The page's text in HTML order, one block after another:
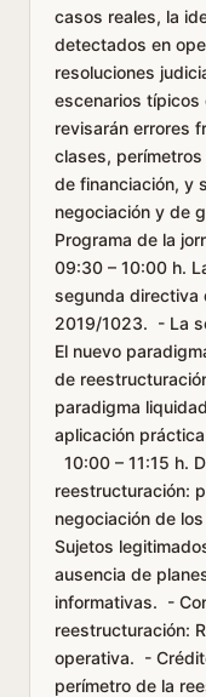
casos reales, la
detectados en
resoluciones
escenarios típicos
revisarán errores
clases,
de financiación, y
negociación y de
Programa de la
09:30 – 10:00 h.
segunda directiva
2019/1023. - La
El nuevo
de
paradigma
aplicación
10:00 – 11:15 h.
reestructuración:
negociación de
Sujetos
ausencia de
informativas. -
reestructuración:
operativa. -
perímetro de la